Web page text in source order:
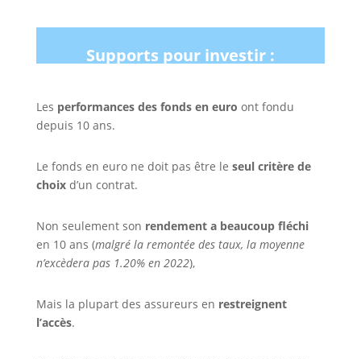
Supports pour investir :
Les performances des fonds en euro ont fondu
depuis 10 ans.
Le fonds en euro ne doit pas être le seul critère de
choixd’un contrat.
Non seulement son rendement a beaucoup fléchi
en 10 ans (malgré la remontée des taux, la moyenne
n’excèdera pas 1.20% en 2022),
Mais la plupart des assureurs en restreignent
l’accès.